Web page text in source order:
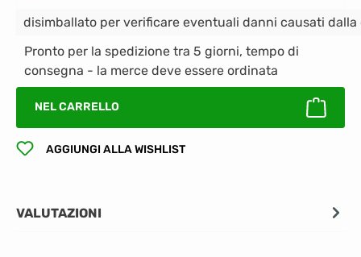
disimballato per verificare eventuali danni causati dalla
Pronto per la spedizione tra 5 giorni, tempo di
consegna - la merce deve essere ordinata
NEL CARRELLO
AGGIUNGI ALLA WISHLIST
VALUTAZIONI